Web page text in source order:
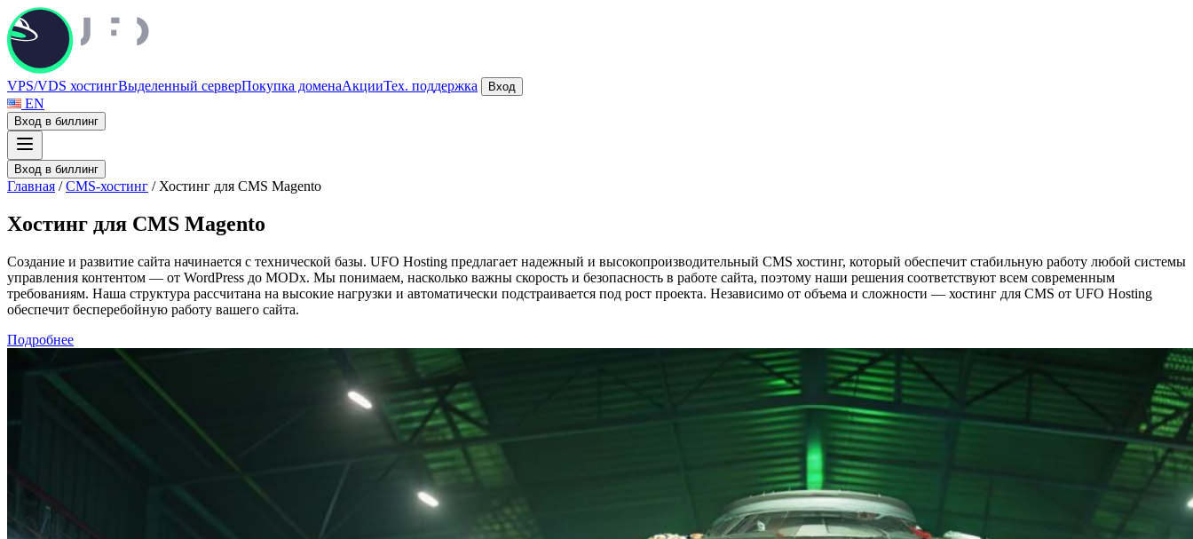
VPS/VDS хостингВыделенный серверПокупка доменаАкцииТех. поддержка Вход
EN
Вход в биллинг
Вход в биллинг
Главная /CMS-хостинг / Хостинг для CMS Magento
Хостинг для CMS Magento
Создание и развитие сайта начинается с технической базы. UFO Hosting предлагает надежный и высокопроизводительный CMS хостинг, который обеспечит стабильную работу любой системы
управления контентом — от WordPress до MODx. Мы понимаем, насколько важны скорость и безопасность в работе сайта, поэтому наши решения соответствуют всем современным
требованиям. Наша структура рассчитана на высокие нагрузки и автоматически подстраивается под рост проекта. Независимо от объема и сложности — хостинг для CMS от UFO Hosting
обеспечит бесперебойную работу вашего сайта.
Подробнее